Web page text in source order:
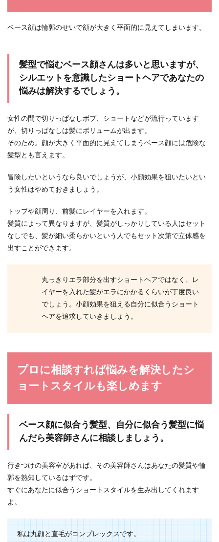
ベース顔は輪郭のせいで顔が大きく平面的に見えてしまいます。
髪型で悩むベース顔さんは多いと思いますが、
シルエットを意識したショートヘアであなたの
悩みは解決するでしょう。
女性の間で切りっぱなしボブ、ショートなどが流行っています
が、切りっぱなしは髪にボリュームが出ます。
そのため。顔が大きく平面的に見えてしまうベース顔には危険な
髪型とも言えます。
冒険したいというなら良いでしょうが、小顔効果を狙いたいとい
う女性はやめておきましょう。
トップや顔周り、前髪にレイヤーを入れます。
髪質によって異なりますが、髪質がしっかりしている人はセット
なしでも、髪が細い柔らかいという人でもセット次第で立体感を
出すことができます。
丸っきりエラ部分を出すショートヘアではなく、レ
イヤーを入れた髪がエラにかかるくらいが丁度良い
でしょう。小顔効果を狙える自分に似合うショート
ヘアを追求していきましょう。
プロに相談すれば悩みを解決したシ
ョートスタイルも楽しめます
ベース顔に似合う髪型、自分に似合う髪型に悩
んだら美容師さんに相談しましょう。
行きつけの美容室があれば、その美容師さんはあなたの髪質や輪
郭を熟知しているはずです。
すぐにあなたに似合うショートスタイルを生み出してくれます
よ。
私は丸顔と直毛がコンプレックスです。